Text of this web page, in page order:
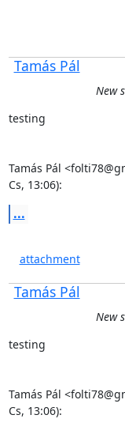
Tamás Pál
New
testing
Tamás Pál
Cs, 13:06):
...
attachment
Tamás Pál
New
testing
Tamás Pál
Cs, 13:06):